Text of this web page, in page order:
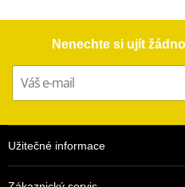
Nenechte si ujít
Užitečné informace